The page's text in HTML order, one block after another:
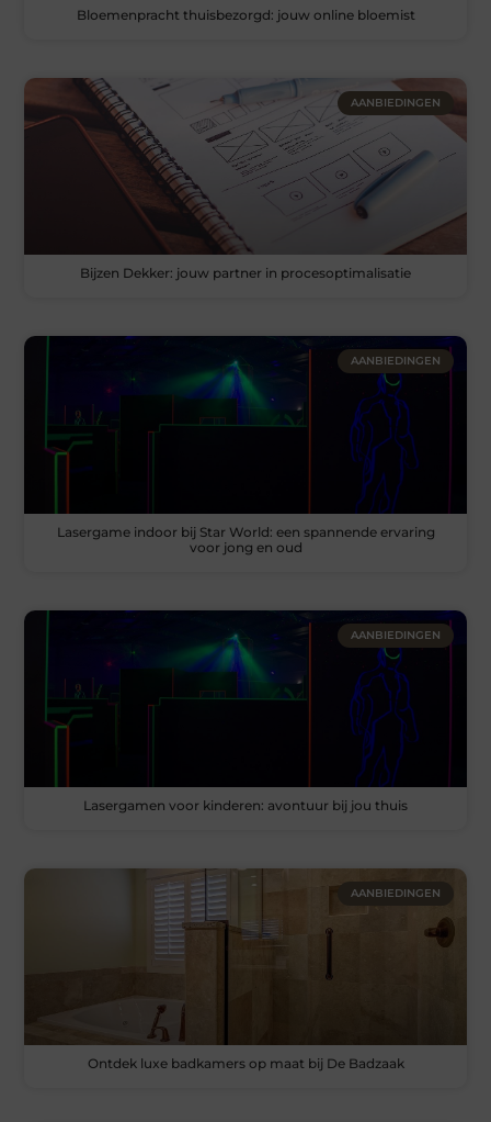
Bloemenpracht thuisbezorgd: jouw online bloemist
AANBIEDINGEN
Bijzen Dekker: jouw partner in procesoptimalisatie
AANBIEDINGEN
Lasergame indoor bij Star World: een spannende ervaring
voor jong en oud
AANBIEDINGEN
Lasergamen voor kinderen: avontuur bij jou thuis
AANBIEDINGEN
Ontdek luxe badkamers op maat bij De Badzaak